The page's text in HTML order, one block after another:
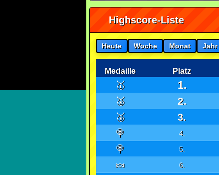
Highscore-Liste
Heute Woche Monat Jahr
Medaille Platz
🥇 1.
🥈 2.
🥉 3.
🍭 4.
🍭 5.
🍬 6.